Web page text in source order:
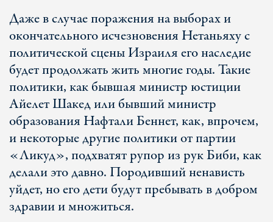
Даже в случае поражения на выборах и
окончательного исчезновения Нетаньяху с
политической сцены Израиля его наследие
будет продолжать жить многие годы. Такие
политики, как бывшая министр юстиции
Айелет Шакед или бывший министр
образования Нафтали Беннет, как, впрочем,
и некоторые другие политики от партии
«Ликуд», подхватят рупор из рук Биби, как
делали это давно. Породивший ненависть
уйдет, но его дети будут пребывать в добром
здравии и множиться.